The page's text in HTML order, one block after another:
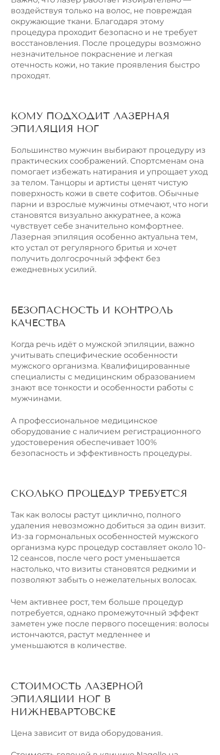
воздействуя только на волос, не повреждая
окружающие ткани. Благодаря этому
процедура проходит безопасно и не требует
восстановления. После процедуры возможно
незначительное покраснение и легкая
отечность кожи, но такие проявления быстро
проходят.
КОМУ ПОДХОДИТ ЛАЗЕРНАЯ
ЭПИЛЯЦИЯ НОГ
Большинство мужчин выбирают процедуру из
практических соображений. Спортсменам она
помогает избежать натирания и упрощает уход
за телом. Танцоры и артисты ценят чистую
поверхность кожи в свете софитов. Обычные
парни и взрослые мужчины отмечают, что ноги
становятся визуально аккуратнее, а кожа
чувствует себе значительно комфортнее.
Лазерная эпиляция особенно актуальна тем,
кто устал от регулярного бритья и хочет
получить долгосрочный эффект без
ежедневных усилий.
БЕЗОПАСНОСТЬ И КОНТРОЛЬ
КАЧЕСТВА
Когда речь идёт о мужской эпиляции, важно
учитывать специфические особенности
мужского организма. Квалифицированные
специалисты с медицинским образованием
знают все тонкости и особенности работы с
мужчинами.
А профессиональное медицинское
оборудование с наличием регистрационного
удостоверения обеспечивает 100%
безопасность и эффективность процедуры.
СКОЛЬКО ПРОЦЕДУР ТРЕБУЕТСЯ
Так как волосы растут циклично, полного
удаления невозможно добиться за один визит.
Из-за гормональных особенностей мужского
организма курс процедур составляет около 10-
12 сеансов, после чего рост уменьшается
настолько, что визиты становятся редкими и
позволяют забыть о нежелательных волосах.
Чем активнее рост, тем больше процедур
потребуется, однако промежуточный эффект
заметен уже после первого посещения: волосы
истончаются, растут медленнее и
уменьшаются в количестве.
СТОИМОСТЬ ЛАЗЕРНОЙ
ЭПИЛЯЦИИ НОГ В
НИЖНЕВАРТОВСКЕ
Цена зависит от вида оборудования.